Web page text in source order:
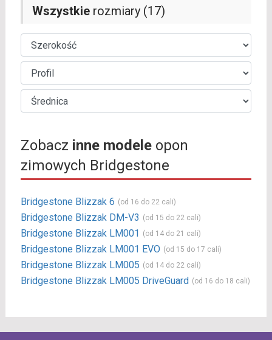
Wszystkierozmiary (17)
Zobacz inne modeleopon
zimowych Bridgestone
Bridgestone Blizzak 6 (od 16 do 22 cali)
Bridgestone Blizzak DM-V3 (od 15 do 22 cali)
Bridgestone Blizzak LM001 (od 14 do 21 cali)
Bridgestone Blizzak LM001 EVO (od 15 do 17 cali)
Bridgestone Blizzak LM005 (od 14 do 22 cali)
Bridgestone Blizzak LM005 DriveGuard (od 16 do 18 cali)